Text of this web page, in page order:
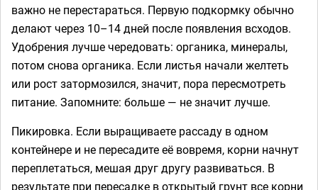
важно не перестараться. Первую подкормку обычно
делают через 10–14 дней после появления всходов.
Удобрения лучше чередовать: органика, минералы,
потом снова органика. Если листья начали желтеть
или рост затормозился, значит, пора пересмотреть
питание. Запомните: больше — не значит лучше.
Пикировка. Если выращиваете рассаду в одном
контейнере и не пересадите её вовремя, корни начнут
переплетаться, мешая друг другу развиваться. В
результате при пересадке в открытый грунт все корни